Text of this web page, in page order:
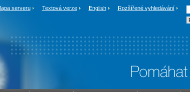
serveru Textová verze English Rozšířené vyhledávání